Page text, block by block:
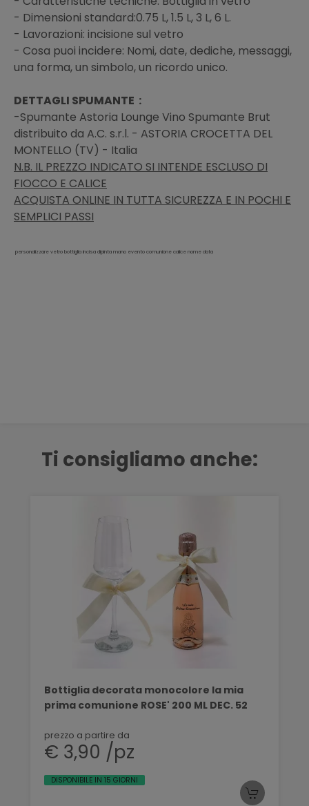
- Dimensioni standard:0.75 L, 1.5 L, 3 L, 6 L.
- Lavorazioni: incisione sul vetro
- Cosa puoi incidere: Nomi, date, dediche, messaggi,
una forma, un simbolo, un ricordo unico.
DETTAGLI SPUMANTE :
-Spumante Astoria Lounge Vino Spumante Brut
distribuito da A.C. s.r.l. - ASTORIA CROCETTA DEL
MONTELLO (TV) - Italia
N.B. IL PREZZO INDICATO SI INTENDE ESCLUSO DI
FIOCCO E CALICE
ACQUISTA ONLINE IN TUTTA SICUREZZA E IN POCHI E
SEMPLICI PASSI
personalizzare vetro bottiglia incisa dipinta mano evento comunione calice nome data
Ti consigliamo anche:
Bottiglia decorata monocolore la mia
prima comunione ROSE' 200 ML DEC. 52
prezzo a partire da
€ 3,90 /pz
DISPONIBILE IN 15 GIORNI